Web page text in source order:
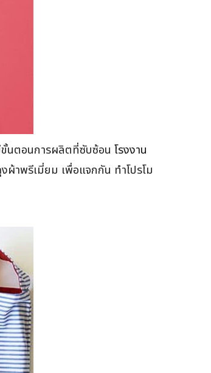
ขั้นตอนการผลิตที่ซับซ้อน โรงงาน
ผ้าพรีเมี่ยม เพื่อแจกกัน ทำโปรโม